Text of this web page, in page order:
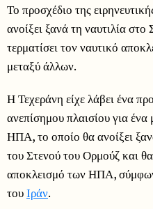
Το προσχέδιο της
ανοίξει ξανά τη ναυτιλία
τερματίσει τον ναυτικό
μεταξύ άλλων.
Η Τεχεράνη είχε λάβει ένα
ανεπίσημου πλαισίου για
ΗΠΑ, το οποίο θα ανοίξει
του Στενού του Ορμούζ και
αποκλεισμό των ΗΠΑ,
τουΙράν.